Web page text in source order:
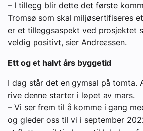
– I tillegg blir dette det første
Tromsø som skal miljøsertifiseres
er et tilleggsaspekt ved prosjektet
veldig positivt, sier Andreassen.
Ett og et halvt års byggetid
I dag står det en gymsal på tomta.
rive denne starter i løpet av mars.
– Vi ser frem til å komme i gang
og gleder oss til vi i september